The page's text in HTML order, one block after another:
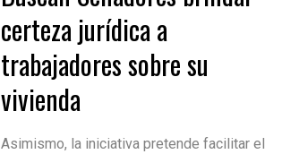
certeza jurídica a
trabajadores sobre su
vivienda
Asimismo, la iniciativa pretende facilitar el